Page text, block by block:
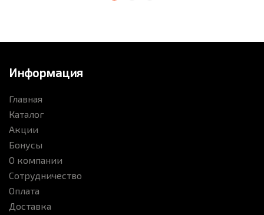
Информация
Главная
Каталог
Акции
Бонусы
О компании
Сотрудничество
Оплата
Доставка